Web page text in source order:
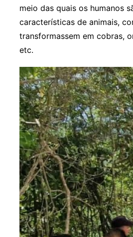
meio das quais os humanos
características de animais,
transformassem em cobras,
etc.